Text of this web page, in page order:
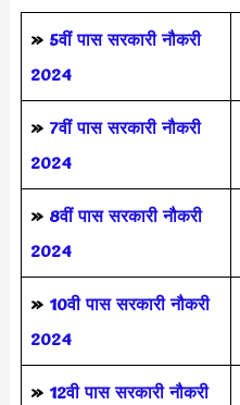
» 5वीं पास सरकारी नौकरी
2024
» 7वीं पास सरकारी नौकरी
2024
» 8वीं पास सरकारी नौकरी
2024
» 10वी पास सरकारी नौकरी
2024
» 12वी पास सरकारी नौकरी